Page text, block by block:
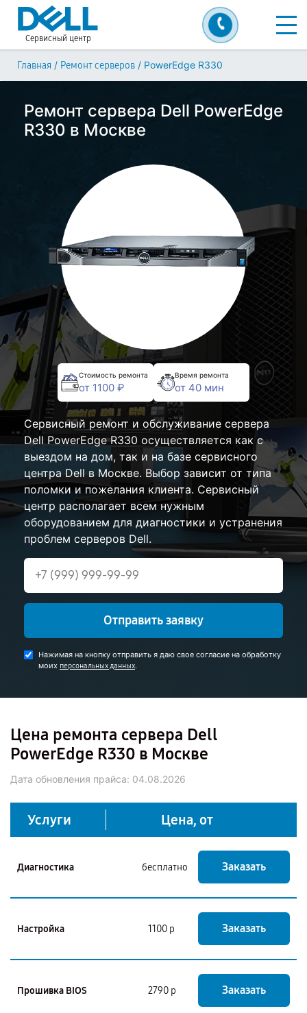
Сервисный центр
Главная / Ремонт серверов / PowerEdge R330
Ремонт сервера Dell PowerEdge
R330 в Москве
Стоимость ремонта
от 1100 ₽
Время ремонта
от 40 мин
Сервисный ремонт и обслуживание сервера
Dell PowerEdge R330 осуществляется как с
выездом на дом, так и на базе сервисного
центра Dell в Москве. Выбор зависит от типа
поломки и пожелания клиента. Сервисный
центр располагает всем нужным
оборудованием для диагностики и устранения
проблем серверов Dell.
Отправить заявку
Нажимая на кнопку отправить я даю свое согласие на обработку
моих персональных данных.
Цена ремонта сервера Dell
PowerEdge R330 в Москве
Дата обновления прайса: 04.08.2026
Услуги Цена, от
Диагностика бесплатно Заказать
Настройка 1100 р Заказать
Прошивка BIOS 2790 р Заказать